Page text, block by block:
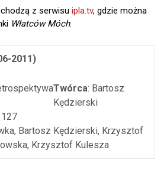
z serwisu ipla.tv, gdzie można
Włatców Móch.
2011)
Twórca: Bartosz
Kędzierski
127
Bartosz Kędzierski, Krzysztof
Krzysztof Kulesza